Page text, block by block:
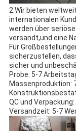
2.Wir bieten
internationalen
werden über seriöse
versandt,und eine
Für
sicherzustellen,
sicher und
Probe: 5-7
Massenproduktion:
QC und
Versandzeit: 5-7